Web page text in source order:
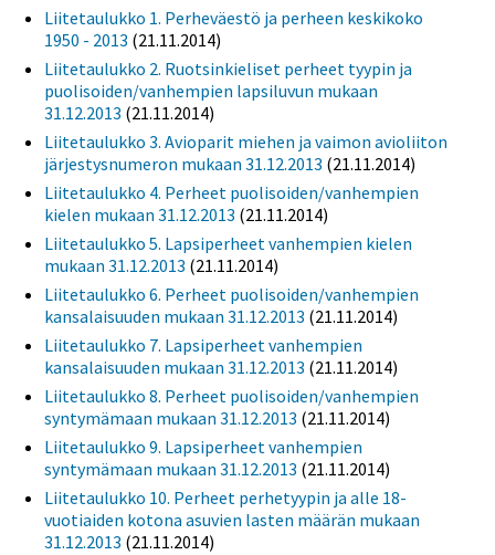
Liitetaulukko 1. Perheväestö ja perheen keskikoko
1950 - 2013 (21.11.2014)
Liitetaulukko 2. Ruotsinkieliset perheet tyypin ja
puolisoiden/vanhempien lapsiluvun mukaan
31.12.2013 (21.11.2014)
Liitetaulukko 3. Avioparit miehen ja vaimon avioliiton
järjestysnumeron mukaan 31.12.2013 (21.11.2014)
Liitetaulukko 4. Perheet puolisoiden/vanhempien
kielen mukaan 31.12.2013 (21.11.2014)
Liitetaulukko 5. Lapsiperheet vanhempien kielen
mukaan 31.12.2013 (21.11.2014)
Liitetaulukko 6. Perheet puolisoiden/vanhempien
kansalaisuuden mukaan 31.12.2013 (21.11.2014)
Liitetaulukko 7. Lapsiperheet vanhempien
kansalaisuuden mukaan 31.12.2013 (21.11.2014)
Liitetaulukko 8. Perheet puolisoiden/vanhempien
syntymämaan mukaan 31.12.2013 (21.11.2014)
Liitetaulukko 9. Lapsiperheet vanhempien
syntymämaan mukaan 31.12.2013 (21.11.2014)
Liitetaulukko 10. Perheet perhetyypin ja alle 18-
vuotiaiden kotona asuvien lasten määrän mukaan
31.12.2013 (21.11.2014)